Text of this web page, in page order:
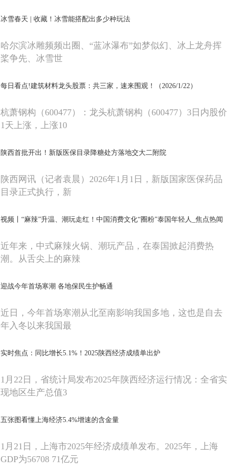
冰雪春天 | 收藏！冰雪能搭配出多少种玩法
哈尔滨冰雕频频出圈、“蓝冰瀑布”如梦似幻、冰上龙舟挥
桨争先、冰雪世
每日看点!建筑材料龙头股票：共三家，速来围观！（2026/1/22）
杭萧钢构（600477）：龙头杭萧钢构（600477）3日内股价
1天上涨，上涨10
陕西首批开出！新版医保目录降糖处方落地交大二附院
陕西网讯（记者袁晨）2026年1月1日，新版国家医保药品
目录正式执行，新
视频丨“麻辣”升温、潮玩走红！中国消费文化“圈粉”泰国年轻人_焦点热闻
近年来，中式麻辣火锅、潮玩产品，在泰国掀起消费热
潮。从舌尖上的麻辣
迎战今年首场寒潮 各地保民生护畅通
近日，今年首场寒潮从北至南影响我国多地，这也是自去
年入冬以来我国最
实时焦点：同比增长5.1%！2025陕西经济成绩单出炉
1月22日，省统计局发布2025年陕西经济运行情况：全省实
现地区生产总值3
五张图看懂上海经济5.4%增速的含金量
1月21日，上海市2025年经济成绩单发布。2025年，上海
GDP为56708 71亿元